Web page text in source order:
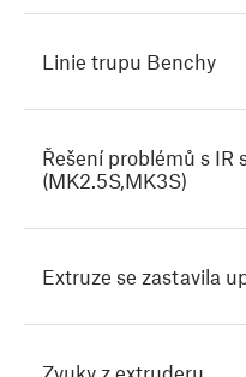
Linie trupu Benchy
Řešení problémů s IR
(MK2.5S,MK3S)
Extruze se zastavila